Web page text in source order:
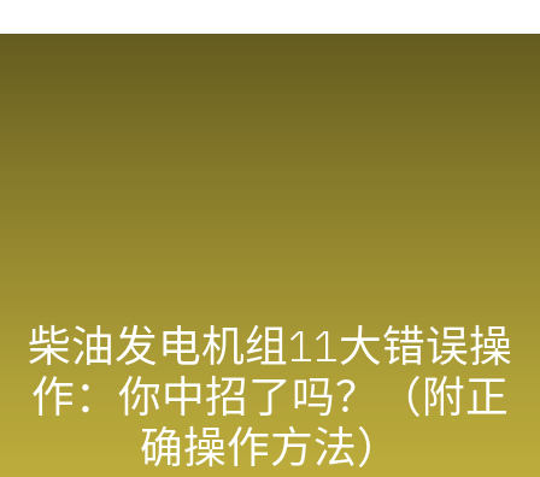
柴油发电机组11大错误操
作：你中招了吗？（附正
确操作方法）